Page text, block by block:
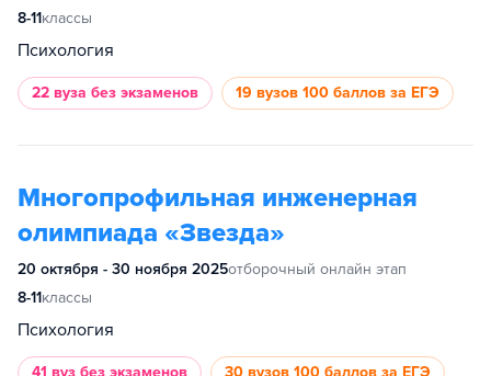
8-11классы
Психология
22 вуза без экзаменов 19 вузов 100 баллов за ЕГЭ
Многопрофильная инженерная
олимпиада «Звезда»
20 октября - 30 ноября 2025отборочный онлайн этап
8-11классы
Психология
41 вуз без экзаменов 30 вузов 100 баллов за ЕГЭ